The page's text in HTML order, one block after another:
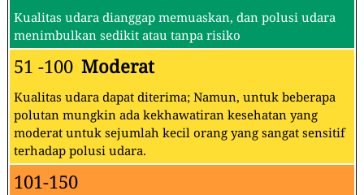
Kualitas udara dianggap memuaskan, dan polusi udara
menimbulkan sedikit atau tanpa risiko
51 -100 Moderat
Kualitas udara dapat diterima; Namun, untuk beberapa
polutan mungkin ada kekhawatiran kesehatan yang
moderat untuk sejumlah kecil orang yang sangat sensitif
terhadap polusi udara.
101-150